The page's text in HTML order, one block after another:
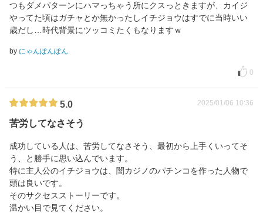
つもダメパターンにハマっちゃう所にクスっときますが、カイジ
やってた頃はガチャとか無かったしイチジョウはすでに当時いい
歳だし…時代背景にツッコミたくもなりますｗ
by にゃんぽんぽん
0
5.0 2025/01/06 10:36
苦労してなさそう
成功している人は、苦労してなさそう、最初から上手くいってそ
う、と勝手に思い込んでいます。
特に主人公のイチジョウは、闇カジノのパチンコを作った人物で
頭は良いです。
そのサクセスストーリーです。
温かい目で見てください。